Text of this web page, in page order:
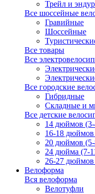
Трейл и
Все шоссейные
Гравийные
Шоссейные
Все товары
Все
Все городские
Гибридные
Складные и
Все детские
14 дюймов (3-
16-18 дюймов
20 дюймов (5-
24 дюйма (7-
26-27 дюймов
Велоформа
Вся велоформа
Велотуфли